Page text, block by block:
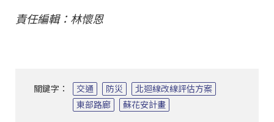
責任編輯：林懷恩
關鍵字： 交通 防災
北迴線改線評估方案
東部路廊
蘇花安計畫